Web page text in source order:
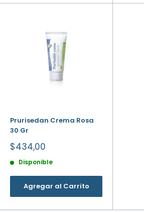
Prurisedan Crema Rosa
30 Gr
Precio
venta
$434,00
Disponible
Agregar al Carrito